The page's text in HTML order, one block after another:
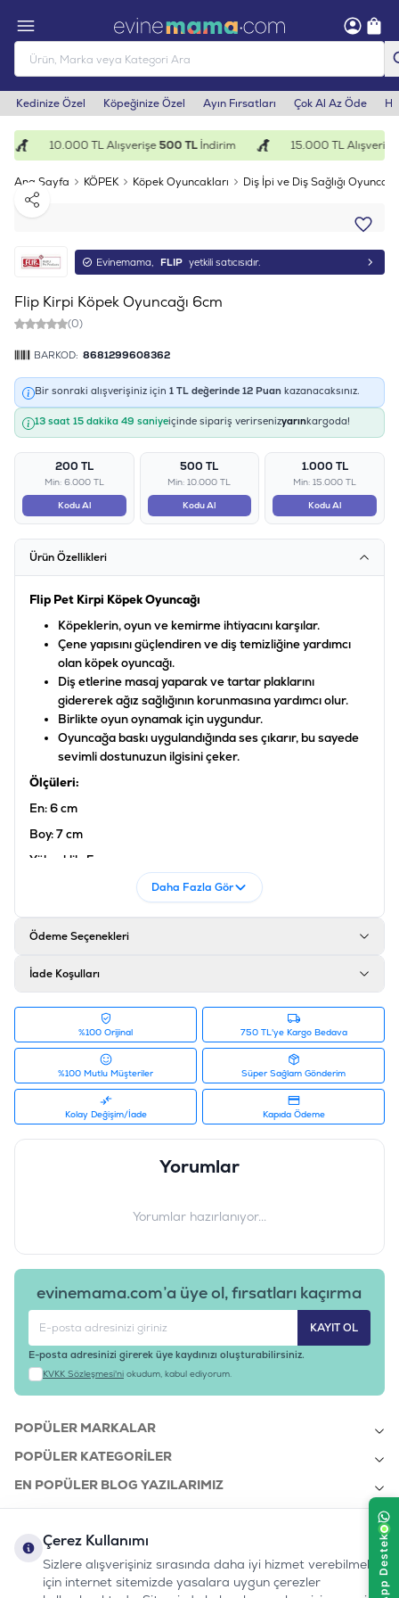
Kedinize Özel Köpeğinize Özel Ayın Fırsatları Çok Al Az Öde
10.000 TL Alışverişe500 TLİndirim 15.000 TL Alışverişe
Ana Sayfa KÖPEK Köpek Oyuncakları
Diş İpi ve Diş Sağlığı
Paylaş
Evinemama, FLIP yetkili satıcısıdır.
Flip Kirpi Köpek Oyuncağı 6cm
(0)
BARKOD: 8681299608362
Bir sonraki alışverişiniz için 1 TL değerinde 12 Puan kazanacaksınız.
13 saat 15 dakika 49 saniyeiçinde sipariş verirsenizyarınkargoda!
200 TL
Min: 6.000 TL
Kodu Al
500 TL
Min: 10.000 TL
Kodu Al
1.000 TL
Min: 15.000 TL
Kodu Al
Ürün Özellikleri
Flip Pet Kirpi Köpek Oyuncağı
Köpeklerin, oyun ve kemirme ihtiyacını karşılar.
Çene yapısını güçlendiren ve diş temizliğine yardımcı
olan köpek oyuncağı.
Diş etlerine masaj yaparak ve tartar plaklarını
gidererek ağız sağlığının korunmasına yardımcı olur.
Birlikte oyun oynamak için uygundur.
Oyuncağa baskı uygulandığında ses çıkarır, bu sayede
sevimli dostunuzun ilgisini çeker.
Ölçüleri:
En: 6 cm
Boy: 7 cm
Yükseklik: 5 cm
Ölçüler dıştan dışadır.
Ürün Filtreleri
Tedarikçi Ürün Kodu
Daha Fazla Gör
Ödeme Seçenekleri
İade Koşulları
%100 Orijinal 750 TL'ye Kargo Bedava
%100 Mutlu Müşteriler Süper Sağlam Gönderim
Kolay Değişim/İade Kapıda Ödeme
Yorumlar
Yorumlar hazırlanıyor...
evinemama.com’a üye ol, fırsatları kaçırma
KAYIT OL
E-posta adresinizi girerek üye kaydınızı oluşturabilirsiniz.
KVKK Sözleşmesi'ni okudum, kabul ediyorum.
POPÜLER MARKALAR
POPÜLER KATEGORILER
EN POPÜLER BLOG YAZILARIMIZ
KURUMSAL
Çerez Kullanımı
Sizlere alışverişiniz sırasında daha iyi hizmet verebilmek
için internet sitemizde yasalara uygun çerezler